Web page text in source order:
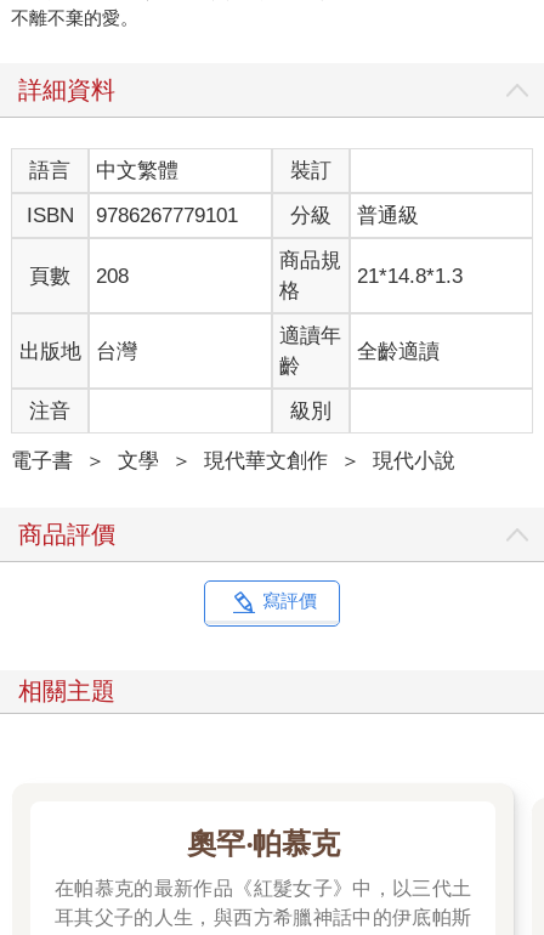
不離不棄的愛。
詳細資料
語言 中文繁體
裝訂
ISBN
9786267779101 分級 普通級
頁數 208
商品規
格
21*14.8*1.3
出版地 台灣
適讀年
齡
全齡適讀
注音 級別
電子書 ＞ 文學 ＞ 現代華文創作 ＞ 現代小說
商品評價
寫評價
相關主題
奧罕‧帕慕克
在帕慕克的最新作品《紅髮女子》中，以三代土
耳其父子的人生，與西方希臘神話中的伊底帕斯